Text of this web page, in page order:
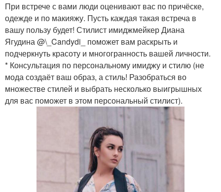
При встрече с вами люди оценивают вас по причёске,
одежде и по макияжу. Пусть каждая такая встреча в
вашу пользу будет! Стилист имиджмейкер Диана
Ягудина @\_Candydi_ поможет вам раскрыть и
подчеркнуть красоту и многогранность вашей личности.
* Консультация по персональному имиджу и стилю (не
мода создаёт ваш образ, а стиль! Разобраться во
множестве стилей и выбрать несколько выигрышных
для вас поможет в этом персональный стилист).